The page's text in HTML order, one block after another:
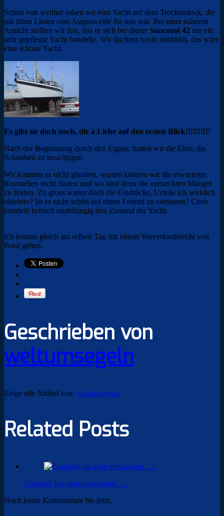
Schon von weither sahen wir eine Yacht auf dem Trockendock, die
mit ihren Linien eine Augenweide für uns war. Bei einer näheren
Ansicht stellten wir fest, das es sich bei dieser Suncoast 42 um ein
sehr gepflegte Yacht handelte. Wir dachten noch; ahhhhhh, das wäre
eine schöne Yacht.
Es gibt sie doch noch, die à Liebe auf den ersten Blick!!!!!!!!!!
Nach der Begrüssung durch den Eigner, hatten wir die Ehre, die
Schönheit zu besichtigen.
Wir konnten es nicht glauben, warum können wir die erwarteten
Roststellen nicht finden und wo sind denn die versteckten Mängel
zu finden. Zu gross waren doch die Eindrücke, Urteile ich wirklich
objektiv? Ist es nicht schön auf einen Freund zu vertrauen? Chris
beurteilt kritisch unabhängig den Zustand der Yacht.
Ich konnte gleich am selben Tag mit einem Vorverkaufsrecht von
Bord gehen.
Geschrieben von
weltumsegeln
Zeige alle Artikel von: weltumsegeln
Related Posts
Endspurt bis zum einwassern ….
Noch keine Kommentare bis jetzt.